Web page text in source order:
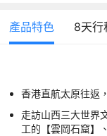
產品特色 8天行
香港直航太原往返
走訪山西三大世界
工的【雲岡石窟】